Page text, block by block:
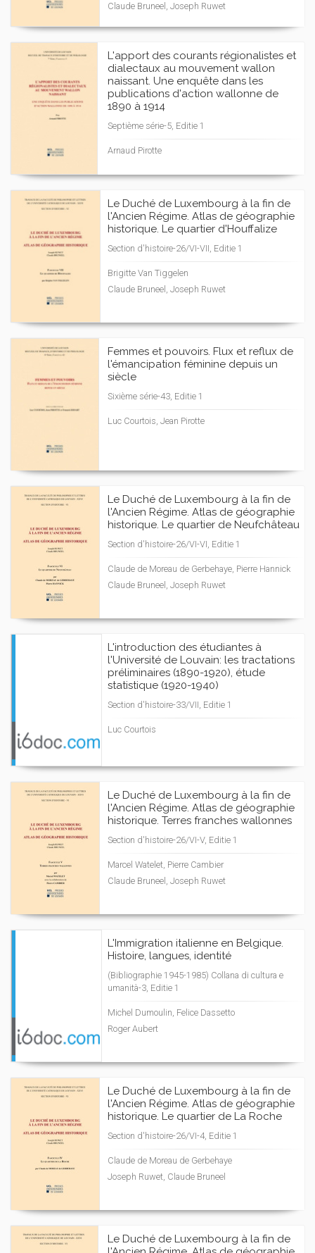
Claude Bruneel, Joseph Ruwet
L'apport des courants régionalistes et
dialectaux au mouvement wallon
naissant. Une enquête dans les
publications d'action wallonne de
1890 à 1914
Septième série-5, Editie 1
Arnaud Pirotte
Le Duché de Luxembourg à la fin de
l'Ancien Régime. Atlas de géographie
historique. Le quartier d'Houffalize
Section d'histoire-26/VI-VII, Editie 1
Brigitte Van Tiggelen
Claude Bruneel, Joseph Ruwet
Femmes et pouvoirs. Flux et reflux de
l'émancipation féminine depuis un
siècle
Sixième série-43, Editie 1
Luc Courtois, Jean Pirotte
Le Duché de Luxembourg à la fin de
l'Ancien Régime. Atlas de géographie
historique. Le quartier de Neufchâteau
Section d'histoire-26/VI-VI, Editie 1
Claude de Moreau de Gerbehaye, Pierre Hannick
Claude Bruneel, Joseph Ruwet
L'introduction des étudiantes à
l'Université de Louvain: les tractations
préliminaires (1890-1920), étude
statistique (1920-1940)
Section d'histoire-33/VII, Editie 1
Luc Courtois
Le Duché de Luxembourg à la fin de
l'Ancien Régime. Atlas de géographie
historique. Terres franches wallonnes
Section d'histoire-26/VI-V, Editie 1
Marcel Watelet, Pierre Cambier
Claude Bruneel, Joseph Ruwet
L'Immigration italienne en Belgique.
Histoire, langues, identité
(Bibliographie 1945-1985) Collana di cultura e
umanità-3, Editie 1
Michel Dumoulin, Felice Dassetto
Roger Aubert
Le Duché de Luxembourg à la fin de
l'Ancien Régime. Atlas de géographie
historique. Le quartier de La Roche
Section d'histoire-26/VI-4, Editie 1
Claude de Moreau de Gerbehaye
Joseph Ruwet, Claude Bruneel
Le Duché de Luxembourg à la fin de